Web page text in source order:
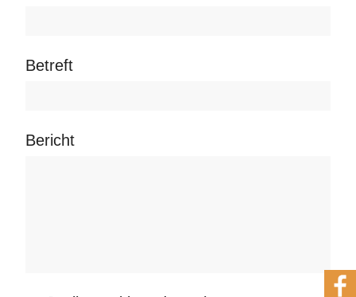
Betreft
Bericht